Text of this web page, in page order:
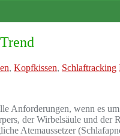
, Kopfkissen, Schlaftracking
Anforderungen, wenn es
der Wirbelsäule und
Atemaussetzer